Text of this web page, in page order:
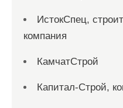
ИстокСпец,
компания
КамчатСтрой
Капитал-Строй,